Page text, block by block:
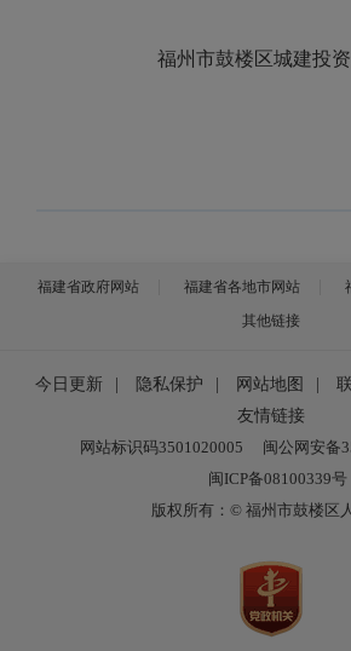
福州市鼓楼区城建投
福建省政府网站 福建省各地市网站
其他链接
今日更新 隐私保护 网站地图
友情链接
网站标识码3501020005
闽公网安备
闽ICP备08100339号
版权所有：© 福州市鼓楼区